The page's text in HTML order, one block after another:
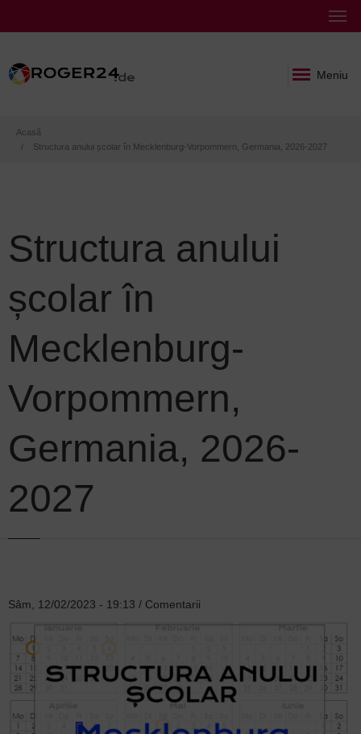
Meniu
Breadcrumb
Acasă
Structura anului școlar în Mecklenburg-Vorpommern, Germania, 2026-2027
Structura anului
școlar în
Mecklenburg-
Vorpommern,
Germania, 2026-
2027
Sâm, 12/02/2023 - 19:13 / Comentarii